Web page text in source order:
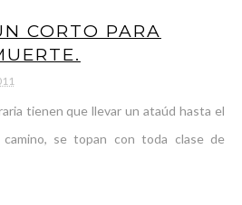
CORTO PARA
tienen que llevar un ataúd hasta el
se topan con toda clase de